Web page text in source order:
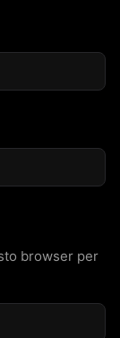
browser per